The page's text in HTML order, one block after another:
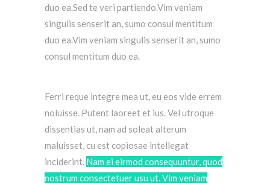
duo ea.Sed te veri partiendo.Vim veniam
singulis senserit an, sumo consul mentitum
duo ea.Vim veniam singulis senserit an, sumo
consul mentitum duo ea.
Ferri reque integre mea ut, eu eos vide errem
noluisse. Putent laoreet et ius. Vel utroque
dissentias ut, nam ad soleat alterum
maluisset, cu est copiosae intellegat
inciderint. Nam ei eirmod consequuntur, quod
nostrum consectetuer usu ut. Vim veniam